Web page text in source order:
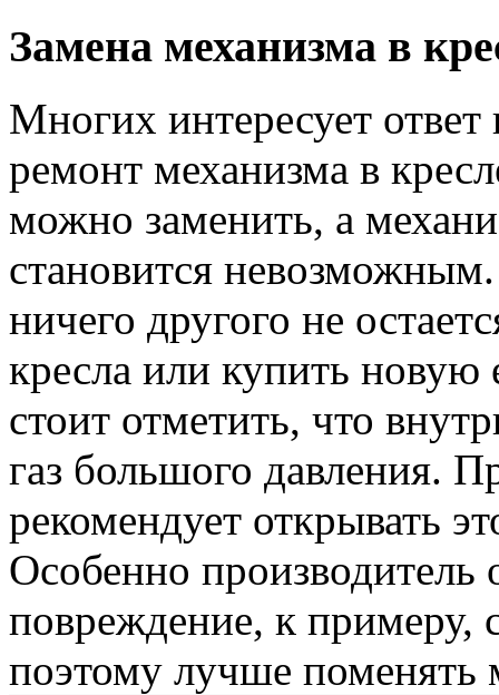
Замена механизма в
Многих интересует
ремонт механизма в
можно заменить, а
становится
ничего другого не
кресла или купить
стоит отметить, что
газ большого давления.
рекомендует открывать
Особенно
повреждение, к
поэтому лучше поменять